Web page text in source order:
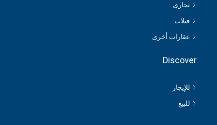
تجارى
فيلات
عقارات أخرى
Discover
للإيجار
للبيع